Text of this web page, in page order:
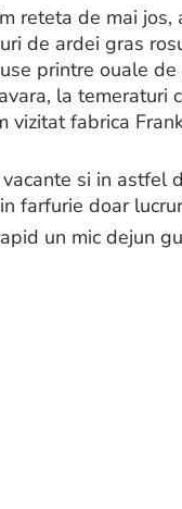
reteta de mai
de ardei gras
printre ouale
la temeraturi
vizitat fabrica
si in
farfurie doar
un mic dejun